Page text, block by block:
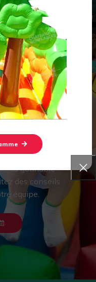
notre
dans les
!
gonflable
des conseils
équipe.